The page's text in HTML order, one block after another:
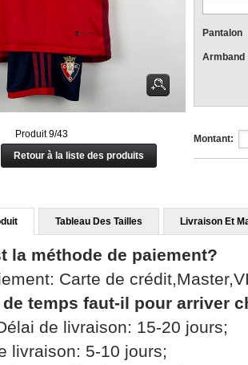
Produit 9/43
Retour à la liste des produits
Pantalon
Armband
Montant:
Tableau Des Tailles Livraison Et
la méthode de paiement?
Carte de
temps faut-il pour arriver
de livraison: 15-20 jours;
livraison: 5-10 jours;